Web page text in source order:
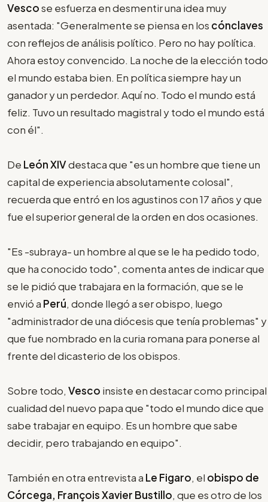
Vescose esfuerza en desmentir una idea muy
asentada: "Generalmente se piensa en los cónclaves
con reflejos de análisis político. Pero no hay política.
Ahora estoy convencido. La noche de la elección todo
el mundo estaba bien. En política siempre hay un
ganador y un perdedor. Aquí no. Todo el mundo está
feliz. Tuvo un resultado magistral y todo el mundo está
con él".
De León XIVdestaca que "es un hombre que tiene un
capital de experiencia absolutamente colosal",
recuerda que entró en los agustinos con 17 años y que
fue el superior general de la orden en dos ocasiones.
"Es -subraya- un hombre al que se le ha pedido todo,
que ha conocido todo", comenta antes de indicar que
se le pidió que trabajara en la formación, que se le
envió a Perú, donde llegó a ser obispo, luego
"administrador de una diócesis que tenía problemas" y
que fue nombrado en la curia romana para ponerse al
frente del dicasterio de los obispos.
Sobre todo, Vesco insiste en destacar como principal
cualidad del nuevo papa que "todo el mundo dice que
sabe trabajar en equipo. Es un hombre que sabe
decidir, pero trabajando en equipo".
También en otra entrevista a Le Figaro, el obispo de
Córcega, François Xavier Bustillo, que es otro de los